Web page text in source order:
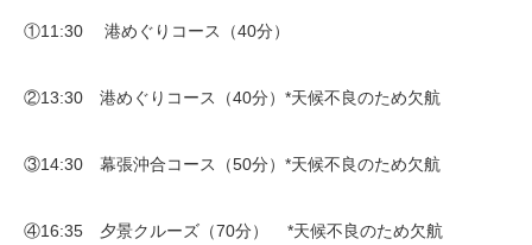
①11:30 港めぐりコース（40分）
②13:30 港めぐりコース（40分）*天候不良のため欠航
③14:30 幕張沖合コース（50分）*天候不良のため欠航
④16:35 夕景クルーズ（70分） *天候不良のため欠航